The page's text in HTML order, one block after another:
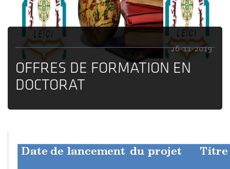
26-11-2019
OFFRES DE FORMATION EN
DOCTORAT